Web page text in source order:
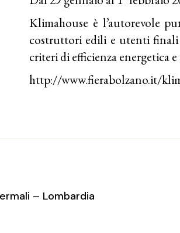
Klimahouse è l’autorevole
costruttori edili e utenti finali
criteri di efficienza energetica
http://www.fierabolzano.it/
– Lombardia